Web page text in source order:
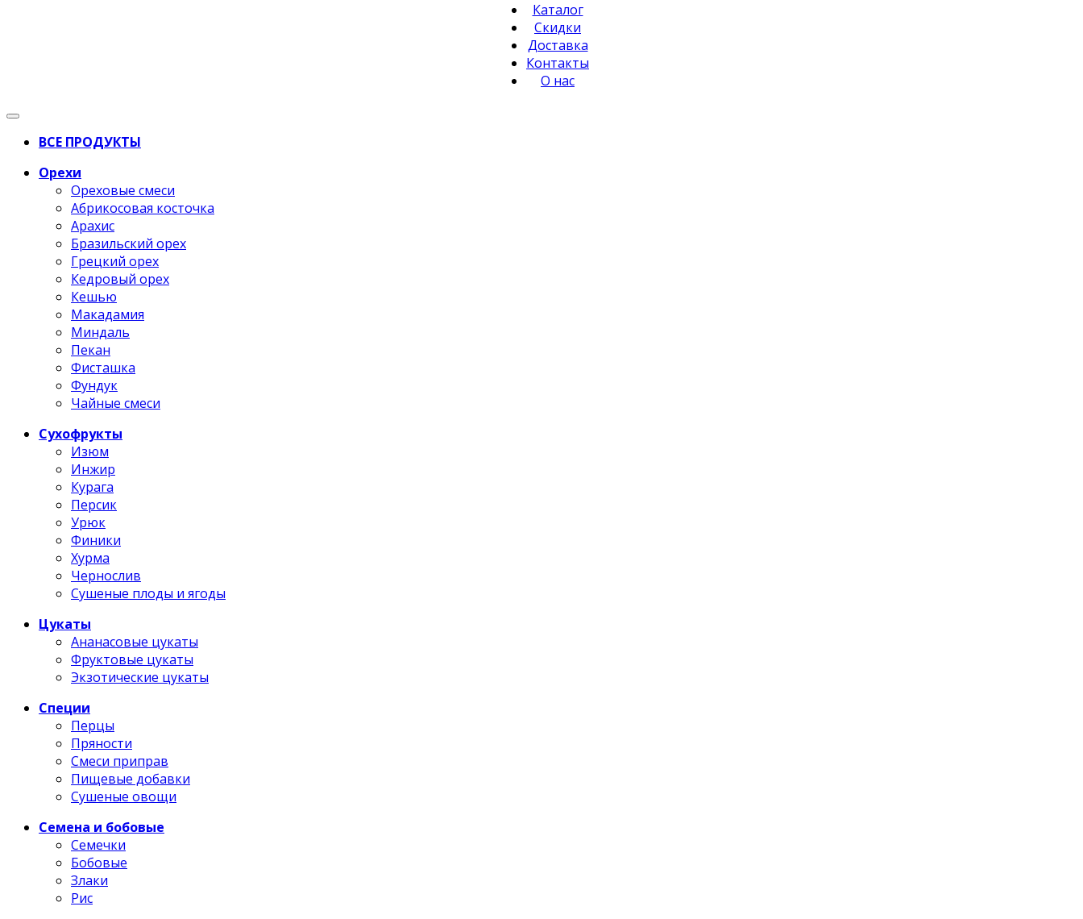
Каталог
Скидки
Доставка
Контакты
О нас
ВСЕ ПРОДУКТЫ
Орехи
Ореховые смеси
Абрикосовая косточка
Арахис
Бразильский орех
Грецкий орех
Кедровый орех
Кешью
Макадамия
Миндаль
Пекан
Фисташка
Фундук
Чайные смеси
Сухофрукты
Изюм
Инжир
Курага
Персик
Урюк
Финики
Хурма
Чернослив
Сушеные плоды и ягоды
Цукаты
Ананасовые цукаты
Фруктовые цукаты
Экзотические цукаты
Специи
Перцы
Пряности
Смеси приправ
Пищевые добавки
Сушеные овощи
Семена и бобовые
Семечки
Бобовые
Злаки
Рис